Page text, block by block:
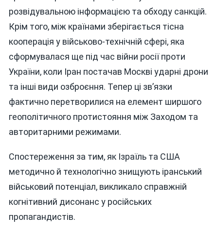
розвідувальною інформацією та обходу санкцій.
Крім того, між країнами зберігається тісна
кооперація у військово-технічній сфері, яка
сформувалася ще під час війни росії проти
України, коли Іран постачав Москві ударні дрони
та інші види озброєння. Тепер ці зв’язки
фактично перетворилися на елемент ширшого
геополітичного протистояння між Заходом та
авторитарними режимами.
Спостереження за тим, як Ізраїль та США
методично й технологічно знищують іранський
військовий потенціал, викликало справжній
когнітивний дисонанс у російських
пропагандистів.